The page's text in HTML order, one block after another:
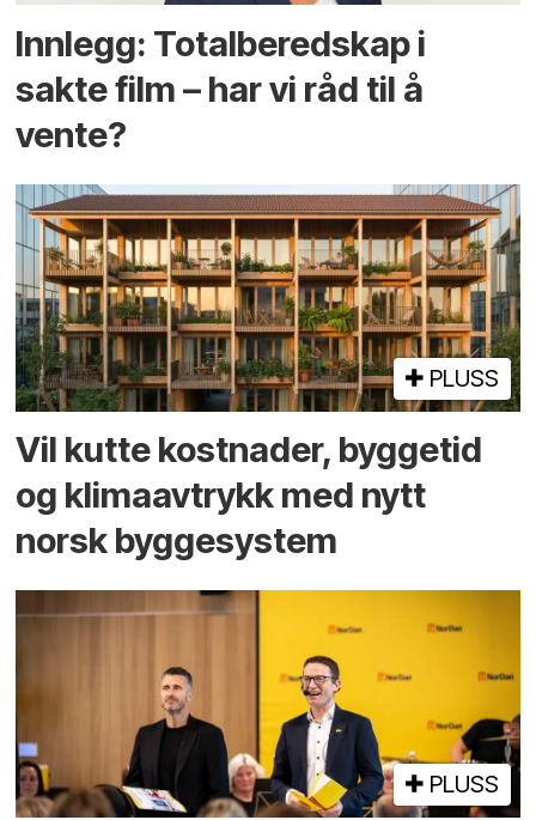
Innlegg: Totalberedskap i
sakte film – har vi råd til å
vente?
PLUSS
Vil kutte kostnader, byggetid
og klima­avtrykk med nytt
norsk bygge­system
PLUSS